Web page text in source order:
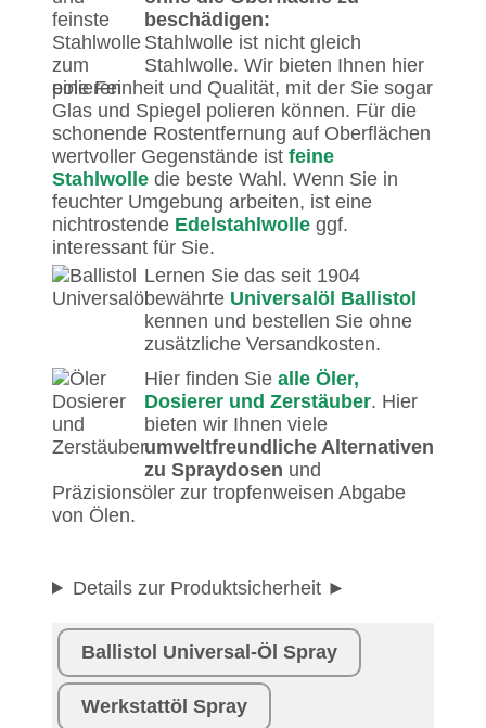
beschädigen:
Stahlwolle ist nicht gleich
Stahlwolle. Wir bieten Ihnen hier
eine Feinheit und Qualität, mit der Sie sogar
Glas und Spiegel polieren können. Für die
schonende Rostentfernung auf Oberflächen
wertvoller Gegenstände ist feine
Stahlwolle die beste Wahl. Wenn Sie in
feuchter Umgebung arbeiten, ist eine
nichtrostende Edelstahlwolle ggf.
interessant für Sie.
Lernen Sie das seit 1904
bewährte Universalöl Ballistol
kennen und bestellen Sie ohne
zusätzliche Versandkosten.
Hier finden Sie alle Öler,
Dosierer und Zerstäuber. Hier
bieten wir Ihnen viele
umweltfreundliche Alternativen
zu Spraydosen und
Präzisionsöler zur tropfenweisen Abgabe
von Ölen.
Details zur Produktsicherheit
Ballistol Universal-Öl Spray
Werkstattöl Spray